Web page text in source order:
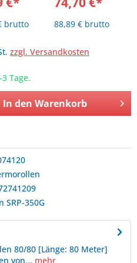
brutto 88,89 € brutto
zzgl. Versandkosten
Tage.
In den Warenkorb
SRP-350G
80/80 [Länge: 80 Meter]
von... mehr